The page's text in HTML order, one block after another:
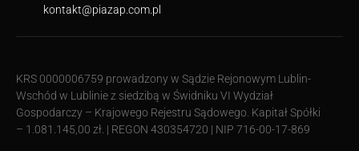
kontakt@piazap.com.pl
KRS 0000006759 prowadzony w Sądzie Rejonowym Lublin-
Wschód w Lublinie z siedzibą w Świdniku VI Wydział
Gospodarczy – Krajowego Rejestru Sądowego. Kapitał Spółki
– 1.081.145,00 zł. | REGON 430354720 | NIP 716-00-17-869